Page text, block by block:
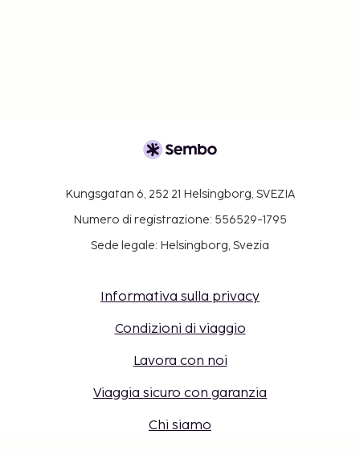
Kungsgatan 6, 252 21 Helsingborg, SVEZIA
Numero di registrazione: 556529-1795
Sede legale: Helsingborg, Svezia
Informativa sulla privacy
Condizioni di viaggio
Lavora con noi
Viaggia sicuro con garanzia
Chi siamo